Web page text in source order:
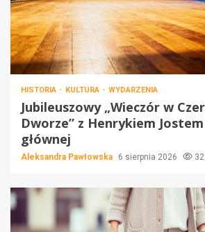
HISTORIA KULTURA WYDARZENIA
Jubileuszowy „Wieczór w
Dworze” z Henrykiem
głównej
Aleksandra Pawłowska 6 sierpnia 2026 32